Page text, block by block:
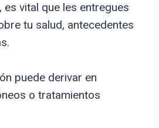
es vital que les entregues
tu salud, antecedentes
puede derivar en
o tratamientos